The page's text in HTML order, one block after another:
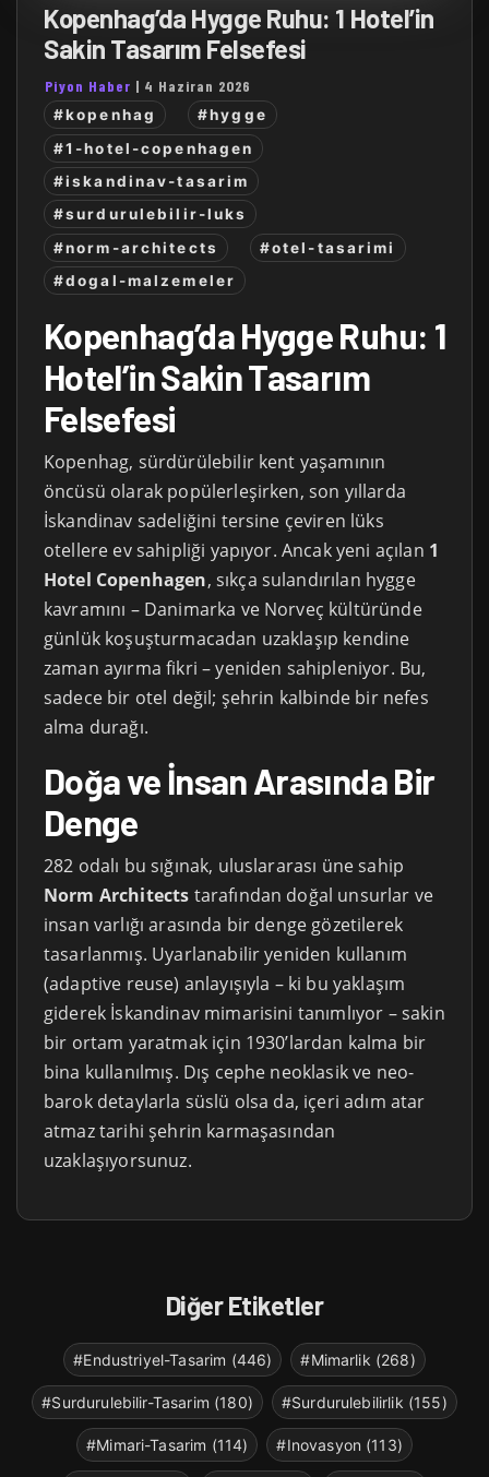
Kopenhag’da Hygge Ruhu: 1 Hotel’in
Sakin Tasarım Felsefesi
Piyon Haber | 4 Haziran 2026
#kopenhag
#hygge
#1-hotel-copenhagen
#iskandinav-tasarim
#surdurulebilir-luks
#norm-architects
#otel-tasarimi
#dogal-malzemeler
Kopenhag’da Hygge Ruhu: 1
Hotel’in Sakin Tasarım
Felsefesi
Kopenhag, sürdürülebilir kent yaşamının
öncüsü olarak popülerleşirken, son yıllarda
İskandinav sadeliğini tersine çeviren lüks
otellere ev sahipliği yapıyor. Ancak yeni açılan 1
Hotel Copenhagen, sıkça sulandırılan hygge
kavramını – Danimarka ve Norveç kültüründe
günlük koşuşturmacadan uzaklaşıp kendine
zaman ayırma fikri – yeniden sahipleniyor. Bu,
sadece bir otel değil; şehrin kalbinde bir nefes
alma durağı.
Doğa ve İnsan Arasında Bir
Denge
282 odalı bu sığınak, uluslararası üne sahip
Norm Architects tarafından doğal unsurlar ve
insan varlığı arasında bir denge gözetilerek
tasarlanmış. Uyarlanabilir yeniden kullanım
(adaptive reuse) anlayışıyla – ki bu yaklaşım
giderek İskandinav mimarisini tanımlıyor – sakin
bir ortam yaratmak için 1930’lardan kalma bir
bina kullanılmış. Dış cephe neoklasik ve neo-
barok detaylarla süslü olsa da, içeri adım atar
atmaz tarihi şehrin karmaşasından
uzaklaşıyorsunuz.
Diğer Etiketler
#Endustriyel-Tasarim (446) #Mimarlik (268)
#Surdurulebilir-Tasarim (180) #Surdurulebilirlik (155)
#Mimari-Tasarim (114) #Inovasyon (113)